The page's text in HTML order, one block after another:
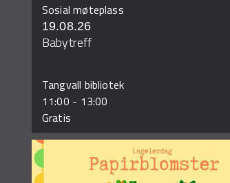
Sosial møteplass
19.08.26
Babytreff
Tangvall bibliotek
11:00 - 13:00
Gratis